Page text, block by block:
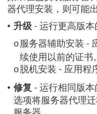
器代理安装，则可能
• 升级 - 运行更高版本
o服务器辅助安装 -
续使用以前的证书。
o脱机安装 - 应用程
• 修复 - 运行相同版
选项将服务器代理迁